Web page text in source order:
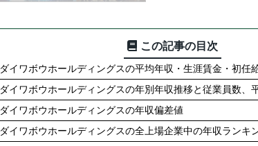
この記事の目次
ダイワボウホールディングスの平均年収・生涯賃金・初任
ダイワボウホールディングスの年別年収推移と従業員数、
ダイワボウホールディングスの年収偏差値
ダイワボウホールディングスの全上場企業中の年収ランキ